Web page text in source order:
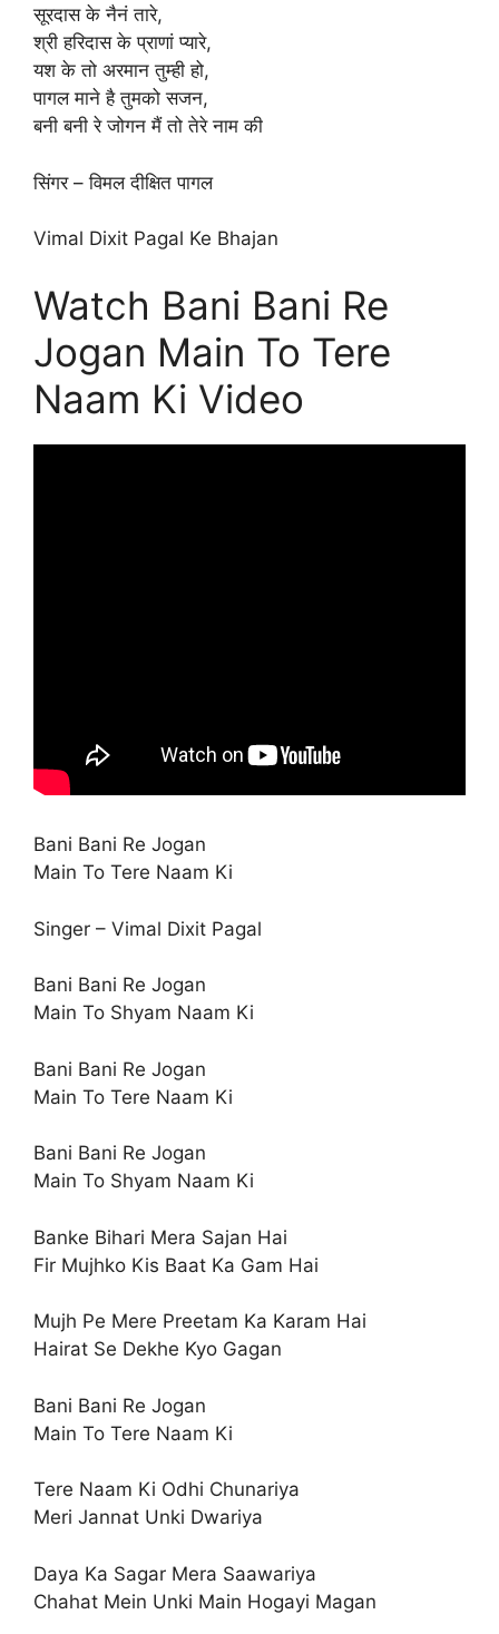
सूरदास के नैनं तारे,
श्री हरिदास के प्राणां प्यारे,
यश के तो अरमान तुम्ही हो,
पागल माने है तुमको सजन,
बनी बनी रे जोगन मैं तो तेरे नाम की
सिंगर – विमल दीक्षित पागल
Vimal Dixit Pagal Ke Bhajan
Watch Bani Bani Re
Jogan Main To Tere
Naam Ki Video
Bani Bani Re Jogan
Main To Tere Naam Ki
Singer – Vimal Dixit Pagal
Bani Bani Re Jogan
Main To Shyam Naam Ki
Bani Bani Re Jogan
Main To Tere Naam Ki
Bani Bani Re Jogan
Main To Shyam Naam Ki
Banke Bihari Mera Sajan Hai
Fir Mujhko Kis Baat Ka Gam Hai
Mujh Pe Mere Preetam Ka Karam Hai
Hairat Se Dekhe Kyo Gagan
Bani Bani Re Jogan
Main To Tere Naam Ki
Tere Naam Ki Odhi Chunariya
Meri Jannat Unki Dwariya
Daya Ka Sagar Mera Saawariya
Chahat Mein Unki Main Hogayi Magan